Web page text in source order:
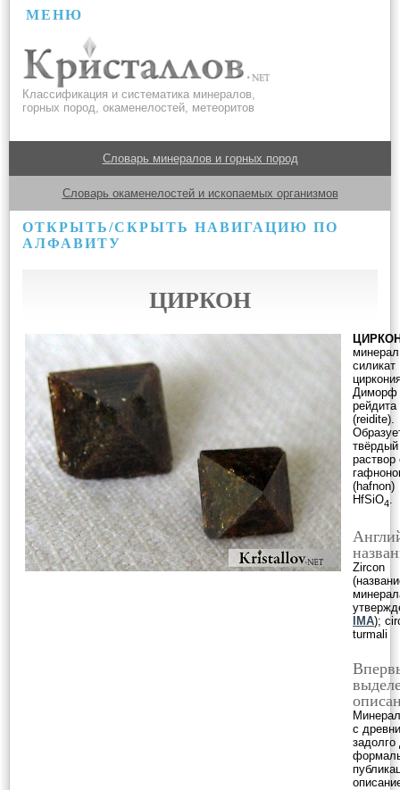
МЕНЮ
Классификация и систематика минералов,
горных пород, окаменелостей, метеоритов
Словарь минералов и горных пород
Словарь окаменелостей и ископаемых организмов
ОТКРЫТЬ/СКРЫТЬ НАВИГАЦИЮ ПО
АЛФАВИТУ
ЦИРКОН
силикат
Диморф
рейдита
(reidite).
твёрдый
раствор
(hafnon)
HfSiO4.
Zircon
IMA);
turmali
с
задолго